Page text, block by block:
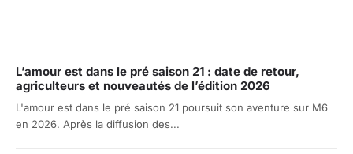
L’amour est dans le pré saison 21 : date de retour,
agriculteurs et nouveautés de l’édition 2026
L'amour est dans le pré saison 21 poursuit son aventure sur M6
en 2026. Après la diffusion des...